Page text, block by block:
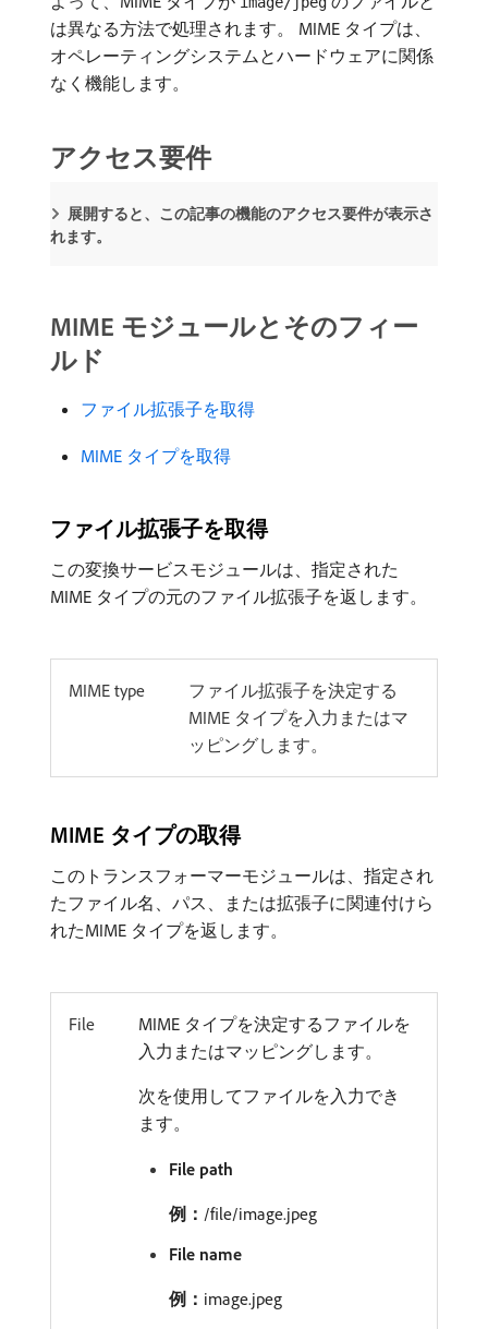
は異なる方法で処理されます。 MIME タイプは、
オペレーティングシステムとハードウェアに関係
なく機能します。
アクセス要件
展開すると、この記事の機能のアクセス要件が表示さ
れます。
MIME モジュールとそのフィー
ルド
ファイル拡張子を取得
MIME タイプを取得
ファイル拡張子を取得
この変換サービスモジュールは、指定された
MIME タイプの元のファイル拡張子を返します。
MIME type
ファイル拡張子を決定する
MIME タイプを入力またはマ
ッピングします。
MIME タイプの取得
このトランスフォーマーモジュールは、指定され
たファイル名、パス、または拡張子に関連付けら
れたMIME タイプを返します。
File
MIME タイプを決定するファイルを
入力またはマッピングします。
次を使用してファイルを入力でき
ます。
File path
例： /file/image.jpeg
File name
例： image.jpeg